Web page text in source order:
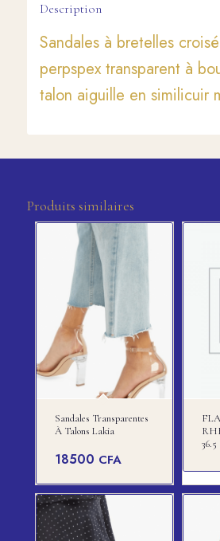
Description
Sandales à bretelles
perpspex transparent à
talon aiguille en similicuir
Produits similaires
Sandales Transparentes
À Talons Lakia
18500 CFA
36.5